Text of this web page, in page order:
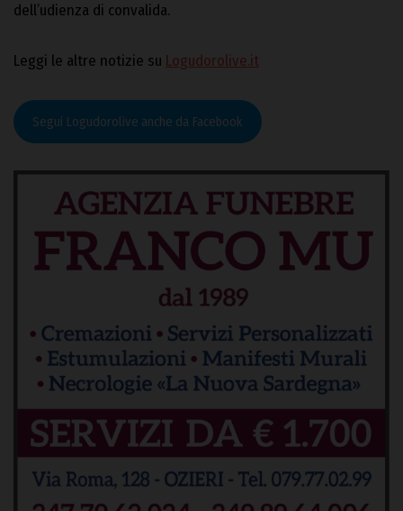
dell’udienza di convalida.
Leggi le altre notizie su Logudorolive.it
Segui Logudorolive anche da Facebook